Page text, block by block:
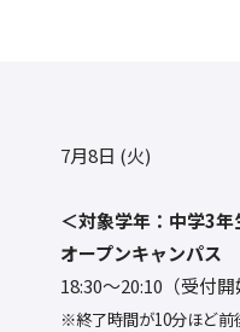
7月8日 (火)
＜対象学年：中学3年
オープンキャンパス
18:30〜20:10（受付開
※終了時間が10分ほど前